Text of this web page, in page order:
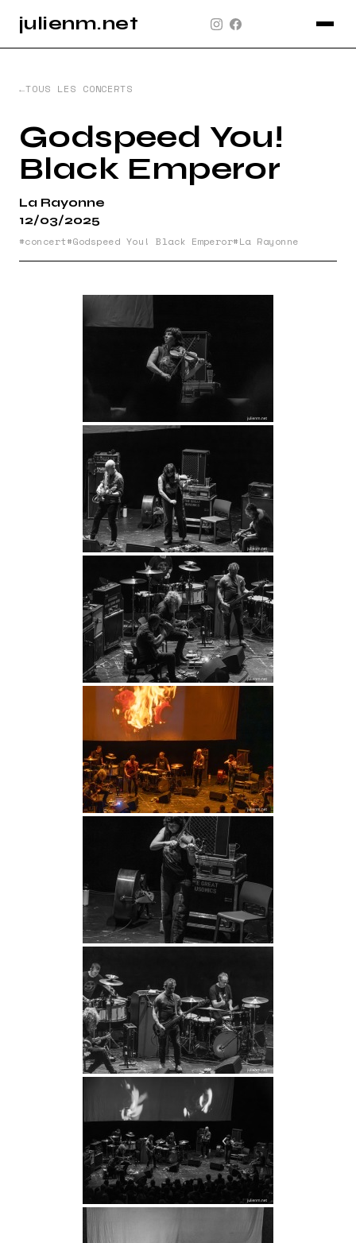
julienm.net
CONCERT
GLASTONBURY
SPORT
INFO
PLAN DU SITE
TOUS LES CONCERTS
Godspeed You!
Black Emperor
La Rayonne
12/03/2025
concert Godspeed You! Black Emperor La Rayonne